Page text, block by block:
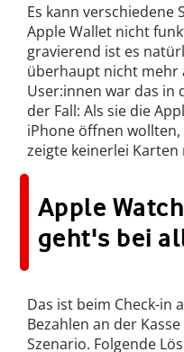
Es kann verschiedene
Apple Wallet nicht
gravierend ist es
überhaupt nicht mehr
User:innen war das in
der Fall: Als sie die
iPhone öffnen
zeigte keinerlei Karten
Apple
geht's bei
Das ist beim Check-in
Bezahlen an der
Szenario. Folgende